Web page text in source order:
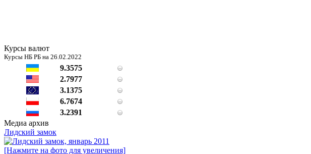
Курсы валют
Курсы НБ РБ на 26.02.2022
9.3575
2.7977
3.1375
6.7674
3.2391
Медиа архив
Лидский замок